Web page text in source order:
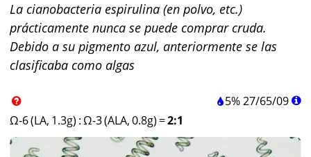
La cianobacteria espirulina (en polvo, etc.)
prácticamente nunca se puede comprar cruda.
Debido a su pigmento azul, anteriormente se las
clasificaba como algas
5%27/65/09
Ω-6 (LA, 1.3g) :Ω-3 (ALA, 0.8g) =2:1